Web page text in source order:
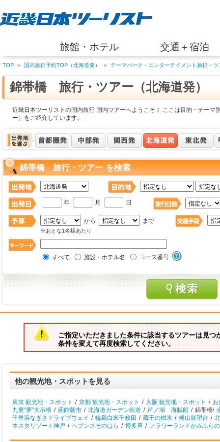
旅館・ホテル 交通＋宿泊
TOP ＞ 国内旅行予約TOP（北海道発） ＞ テーマパーク・エンターテイメント旅行・ツ
錦帯橋 旅行・ツアー（北海道発）
近畿日本ツーリストの国内旅行 国内ツアーへようこそ！ ここは目的・テー
ー）をご紹介しています。
錦帯橋 旅行・ツアー を検索
年 月 日
から まで
※おとな1名様あたり
すべて 施設・ホテル名 コース番号
ご指定いただきました条件に該当するツアーは見つ
条件を変えて再度検索してください。
他の観光地・スポットを見る
東京 観光地・スポット / 京都 観光地・スポット / 大阪 観光地・スポット / お
九重“夢”大吊橋 / 函館朝市 / 北海道ガーデン街道 / 芦ノ湖 海賊船 / 錦帯橋/
千里浜なぎさドライブウェイ / 輪島白米千枚田 / 蔵王の樹氷 / 横山展望台 /
ネスタリゾート神戸 / ヘブンスそのはら / 博多座 / フラワーランドかみふらの